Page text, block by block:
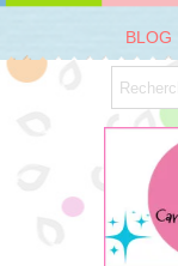
BLOG